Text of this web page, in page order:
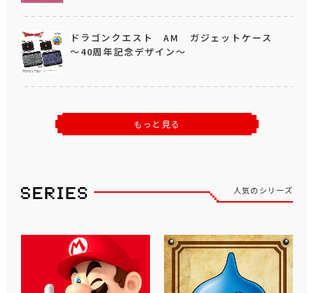
ドラゴンクエスト AM ガジェットケース
～40周年記念デザイン～
もっと見る
人気のシリーズ